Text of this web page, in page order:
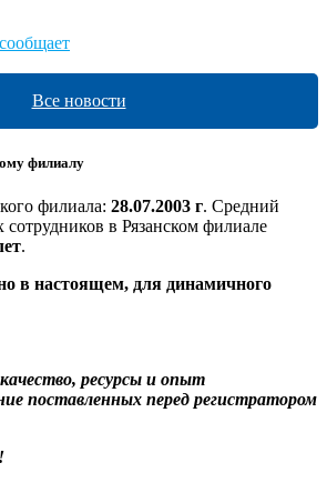
Все новости
филиалу
филиала: 28.07.2003 г. Средний
в Рязанском филиале
.
в настоящем, для динамичного
ресурсы и опыт
поставленных перед регистратором